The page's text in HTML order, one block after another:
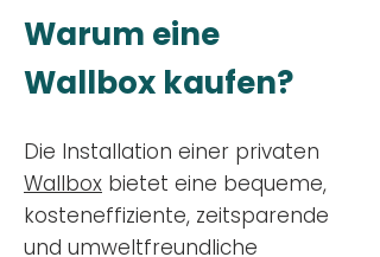
Warum eine
Wallbox kaufen?
Die Installation einer privaten
Wallbox bietet eine bequeme,
kosteneffiziente, zeitsparende
und umweltfreundliche